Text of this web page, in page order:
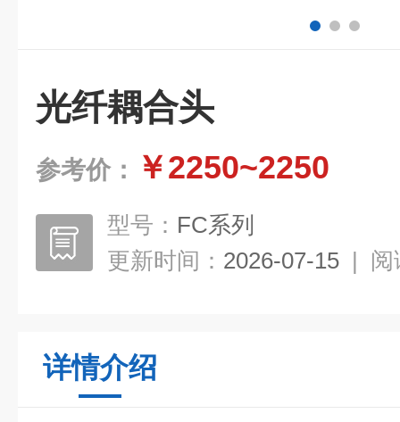
光纤耦合头
参考价： ￥2250~2250
型号： FC系列
更新时间： 2026-07-15 | 阅
详情介绍